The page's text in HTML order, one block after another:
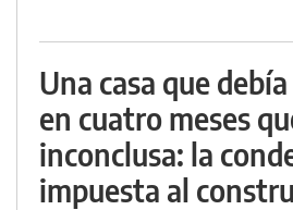
Una casa que
en cuatro meses
inconclusa: la
impuesta al